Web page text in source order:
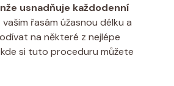
usnadňuje ⁤každodenní
řasám úžasnou délku a
na některé ​z nejlépe
si tuto proceduru můžete